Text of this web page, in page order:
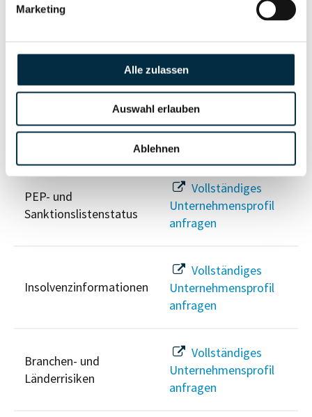
Marketing
Alle zulassen
Auswahl erlauben
Ablehnen
Unternehmensprofil
anfragen
PEP- und
Sanktionslistenstatus
Vollständiges
Unternehmensprofil
anfragen
Insolvenzinformationen
Vollständiges
Unternehmensprofil
anfragen
Branchen- und
Länderrisiken
Vollständiges
Unternehmensprofil
anfragen